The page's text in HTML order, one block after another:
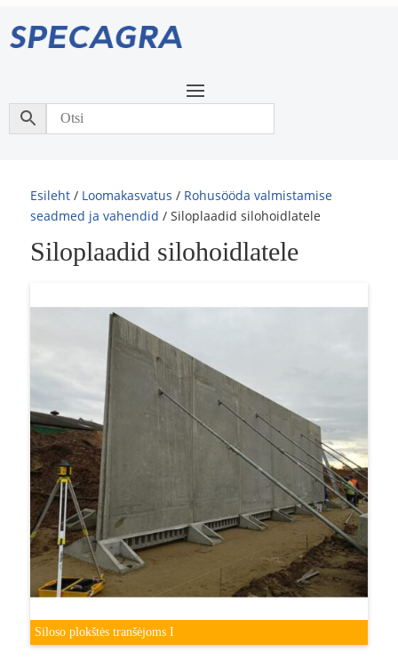
Esileht / Loomakasvatus / Rohusööda valmistamise
seadmed ja vahendid / Siloplaadid silohoidlatele
Siloplaadid silohoidlatele
Siloso plokštės tranšėjoms I